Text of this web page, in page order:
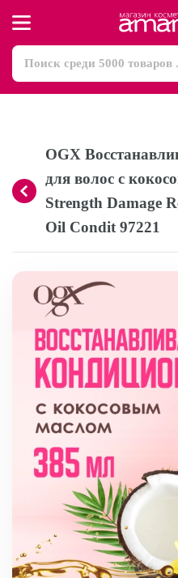
OGX
для волос с
Strength Damage
Oil Condit 97221